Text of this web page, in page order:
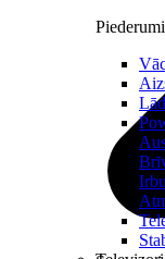
Piederumi